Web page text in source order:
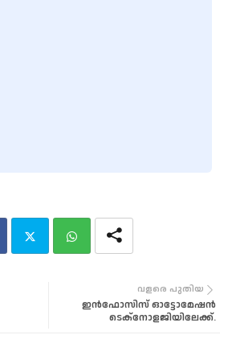
വളരെ പുതിയ
ഇൻഫോസിസ് ഓട്ടോമേഷൻ
ടെക്നോളജിയിലേക്ക്.